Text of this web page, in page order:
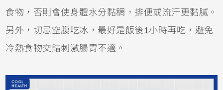
食物，否則會使身體水分黏稠，排便或流汗更黏膩。
另外，切忌空腹吃冰，最好是飯後1小時再吃，避免
冷熱食物交錯刺激腸胃不適。